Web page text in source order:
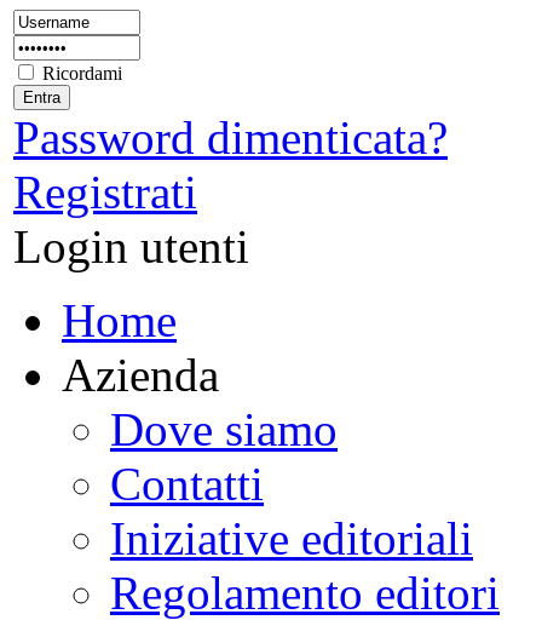
Ricordami
Password dimenticata?
Registrati
Login utenti
Home
Azienda
Dove siamo
Contatti
Iniziative editoriali
Regolamento editori